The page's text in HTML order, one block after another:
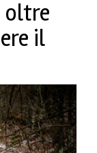
oltre
il